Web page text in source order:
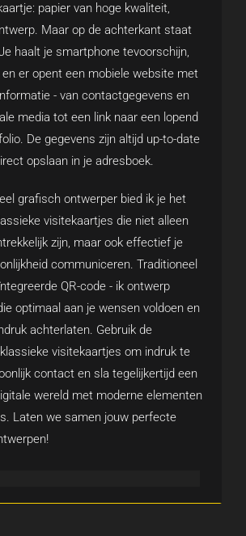
papier van hoge kwaliteit,
Maar op de achterkant staat
haalt je smartphone tevoorschijn,
er opent een mobiele website met
- van contactgegevens en
media tot een link naar een lopend
De gegevens zijn altijd up-to-date
opslaan in je adresboek.
grafisch ontwerper bied ik je het
visitekaartjes die niet alleen
zijn, maar ook effectief je
communiceren. Traditioneel
QR-code - ik ontwerp
optimaal aan je wensen voldoen en
achterlaten. Gebruik de
visitekaartjes om indruk te
contact en sla tegelijkertijd een
wereld met moderne elementen
Laten we samen jouw perfecte